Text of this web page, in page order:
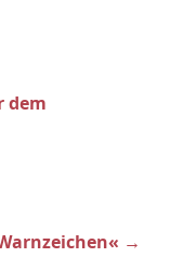
dem
→